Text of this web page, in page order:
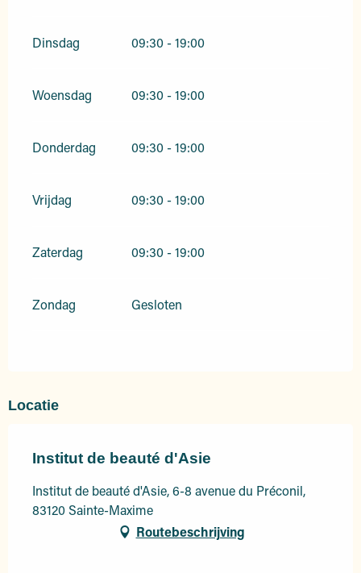
Dinsdag 09:30 - 19:00
Woensdag 09:30 - 19:00
Donderdag 09:30 - 19:00
Vrijdag 09:30 - 19:00
Zaterdag 09:30 - 19:00
Zondag Gesloten
Locatie
Institut de beauté d'Asie
Institut de beauté d'Asie, 6-8 avenue du Préconil,
83120 Sainte-Maxime
Routebeschrijving